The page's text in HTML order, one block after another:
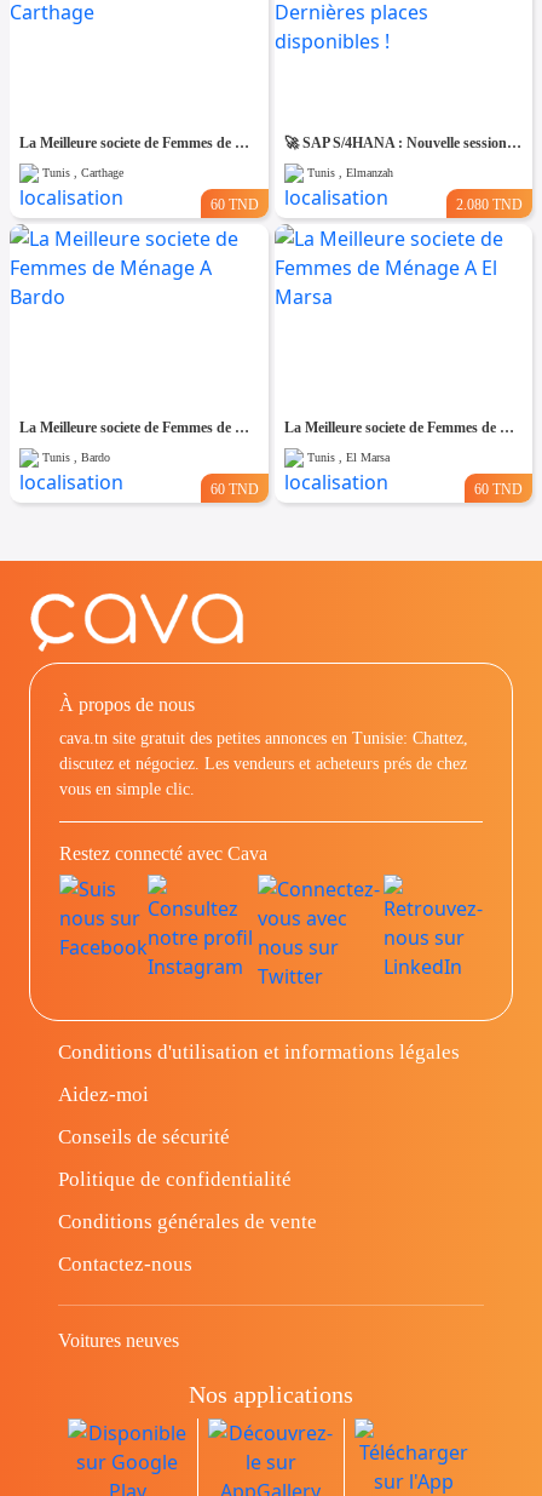
La Meilleure societe de Femmes de Ménage A Carthage
Tunis , Carthage
60 TND
🚀 SAP S/4HANA : Nouvelle session – Dernières places disponibles !
Tunis , Elmanzah
2.080 TND
La Meilleure societe de Femmes de Ménage A Bardo
Tunis , Bardo
60 TND
La Meilleure societe de Femmes de Ménage A El Marsa
Tunis , El Marsa
60 TND
À propos de nous
cava.tn site gratuit des petites annonces en Tunisie: Chattez,
discutez et négociez. Les vendeurs et acheteurs prés de chez
vous en simple clic.
Restez connecté avec Cava
Conditions d'utilisation et informations légales
Aidez-moi
Conseils de sécurité
Politique de confidentialité
Conditions générales de vente
Contactez-nous
Voitures neuves
Nos applications